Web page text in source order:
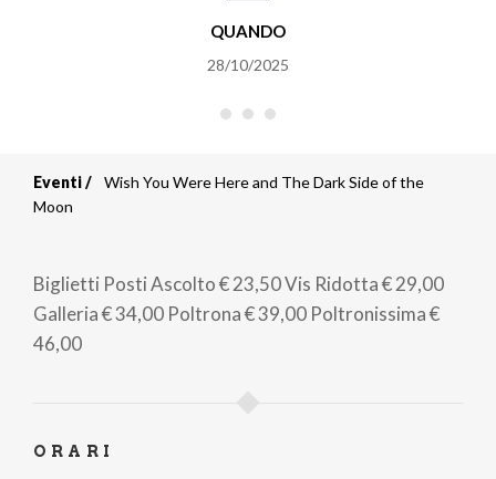
QUANDO
28/10/2025
Briciole
pane
Eventi
Wish You Were Here and The Dark Side of the
Moon
Biglietti Posti Ascolto€ 23,50Vis Ridotta€ 29,00
Galleria€ 34,00 Poltrona€ 39,00 Poltronissima€
46,00
ORARI